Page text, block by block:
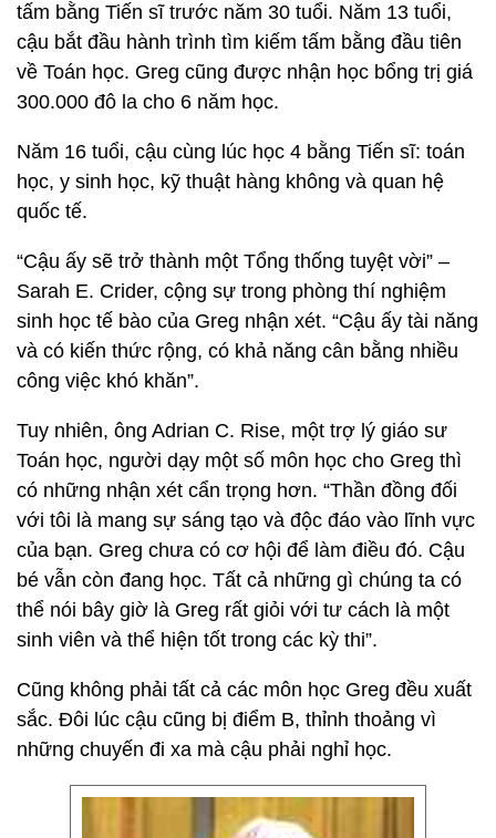
tấm bằng Tiến sĩ trước năm 30 tuổi. Năm 13 tuổi,
cậu bắt đầu hành trình tìm kiếm tấm bằng đầu tiên
về Toán học. Greg cũng được nhận học bổng trị giá
300.000 đô la cho 6 năm học.
Năm 16 tuổi, cậu cùng lúc học 4 bằng Tiến sĩ: toán
học, y sinh học, kỹ thuật hàng không và quan hệ
quốc tế.
“Cậu ấy sẽ trở thành một Tổng thống tuyệt vời” –
Sarah E. Crider, cộng sự trong phòng thí nghiệm
sinh học tế bào của Greg nhận xét. “Cậu ấy tài năng
và có kiến thức rộng, có khả năng cân bằng nhiều
công việc khó khăn”.
Tuy nhiên, ông Adrian C. Rise, một trợ lý giáo sư
Toán học, người dạy một số môn học cho Greg thì
có những nhận xét cẩn trọng hơn. “Thần đồng đối
với tôi là mang sự sáng tạo và độc đáo vào lĩnh vực
của bạn. Greg chưa có cơ hội để làm điều đó. Cậu
bé vẫn còn đang học. Tất cả những gì chúng ta có
thể nói bây giờ là Greg rất giỏi với tư cách là một
sinh viên và thể hiện tốt trong các kỳ thi”.
Cũng không phải tất cả các môn học Greg đều xuất
sắc. Đôi lúc cậu cũng bị điểm B, thỉnh thoảng vì
những chuyến đi xa mà cậu phải nghỉ học.